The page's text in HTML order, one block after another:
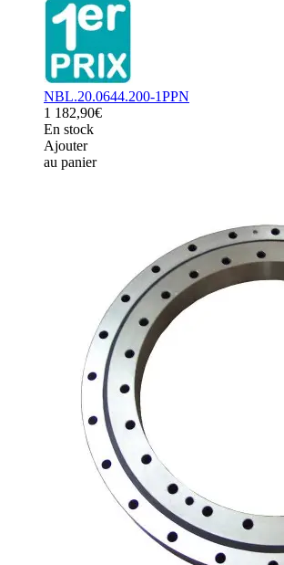
NBL.20.0644.200-1PPN
1 182,90€
En stock
Ajouter
au panier